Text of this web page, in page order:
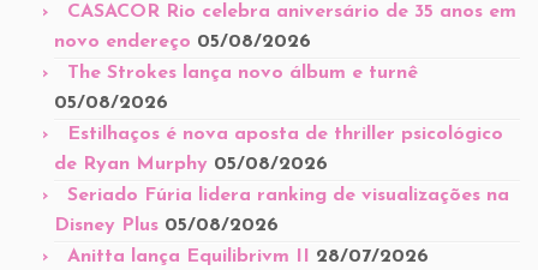
CASACOR Rio celebra aniversário de 35 anos em
novo endereço 05/08/2026
The Strokes lança novo álbum e turnê
05/08/2026
Estilhaços é nova aposta de thriller psicológico
de Ryan Murphy 05/08/2026
Seriado Fúria lidera ranking de visualizações na
Disney Plus 05/08/2026
Anitta lança Equilibrivm II
28/07/2026